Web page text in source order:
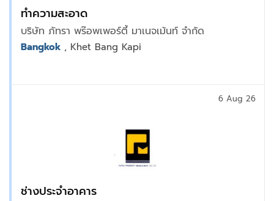
ทำความสะอาด
บริษัท ภัทรา พร๊อพเพอร์ตี้ มาเนจเม้นท์ จำกัด
Bangkok , Khet Bang Kapi
ช่างประจำอาคาร
6 Aug 26